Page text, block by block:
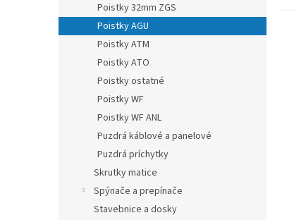
Poistky 32mm ZGS
Poistky AGU
Poistky ATM
Poistky ATO
Poistky ostatné
Poistky WF
Poistky WF ANL
Puzdrá káblové a panelové
Puzdrá príchytky
Skrutky matice
Spýnače a prepínače
Stavebnice a dosky